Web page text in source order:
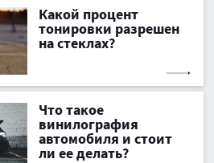
Какой процент
тонировки разрешен
на стеклах?
Что такое
винилография
автомобиля и стоит
ли ее делать?